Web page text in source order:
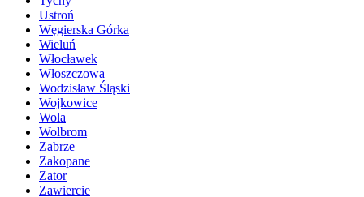
Ustroń
Węgierska Górka
Wieluń
Włocławek
Włoszczowa
Wodzisław Śląski
Wojkowice
Wola
Wolbrom
Zabrze
Zakopane
Zator
Zawiercie